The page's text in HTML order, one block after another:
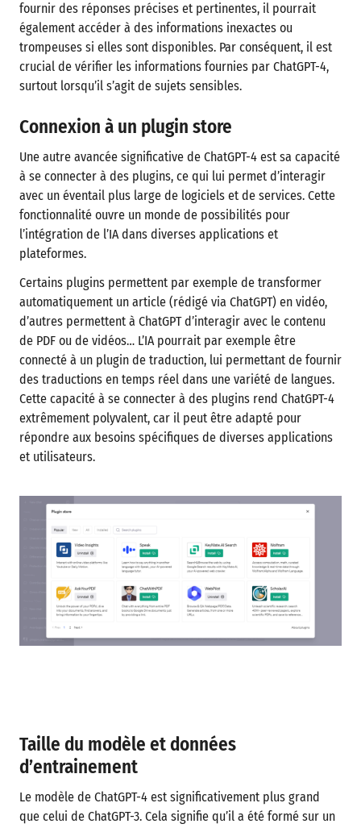
fournir des réponses précises et pertinentes, il pourrait
également accéder à des informations inexactes ou
trompeuses si elles sont disponibles. Par conséquent, il est
crucial de vérifier les informations fournies par ChatGPT-4,
surtout lorsqu’il s’agit de sujets sensibles.
Connexion à un plugin store
Une autre avancée significative de ChatGPT-4 est sa capacité
à se connecter à des plugins, ce qui lui permet d’interagir
avec un éventail plus large de logiciels et de services. Cette
fonctionnalité ouvre un monde de possibilités pour
l’intégration de l’IA dans diverses applications et
plateformes.
Certains plugins permettent par exemple de transformer
automatiquement un article (rédigé via ChatGPT) en vidéo,
d’autres permettent à ChatGPT d’interagir avec le contenu
de PDF ou de vidéos… L’IA pourrait par exemple être
connecté à un plugin de traduction, lui permettant de fournir
des traductions en temps réel dans une variété de langues.
Cette capacité à se connecter à des plugins rend ChatGPT-4
extrêmement polyvalent, car il peut être adapté pour
répondre aux besoins spécifiques de diverses applications
et utilisateurs.
Taille du modèle et données
d’entrainement
Le modèle de ChatGPT-4 est significativement plus grand
que celui de ChatGPT-3. Cela signifie qu’il a été formé sur un